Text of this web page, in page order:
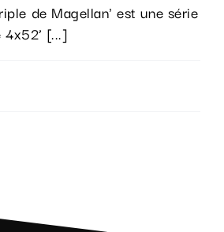
de Magellan' est une série
[...]